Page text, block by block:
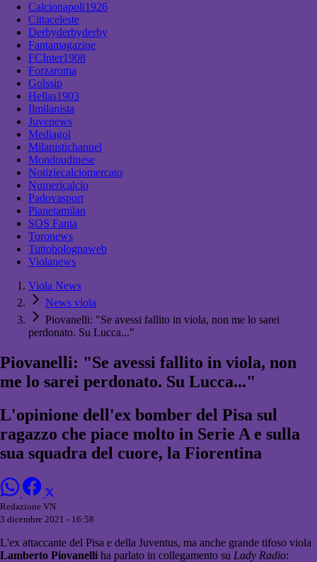
Calcionapoli1926
Cittaceleste
Derbyderbyderby
Fantamagazine
FCInter1908
Forzaroma
Golssip
Hellas1903
Ilmilanista
Juvenews
Mediagol
Milanistichannel
Mondoudinese
Notiziecalciomercato
Numericalcio
Padovasport
Pianetamilan
SOS Fanta
Toronews
Tuttobolognaweb
Violanews
Viola News
News viola
Piovanelli: "Se avessi fallito in viola, non me lo sarei
perdonato. Su Lucca..."
Piovanelli: "Se avessi fallito in viola, non
me lo sarei perdonato. Su Lucca..."
L'opinione dell'ex bomber del Pisa sul
ragazzo che piace molto in Serie A e sulla
sua squadra del cuore, la Fiorentina
Redazione VN
3 dicembre 2021 - 16:58
L'ex attaccante del Pisa e della Juventus, ma anche grande tifoso viola
Lamberto Piovanelli ha parlato in collegamento su Lady Radio: